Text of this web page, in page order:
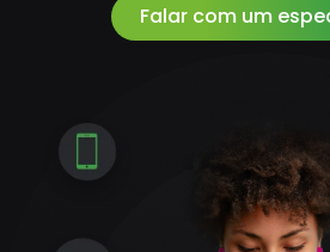
Falar com um